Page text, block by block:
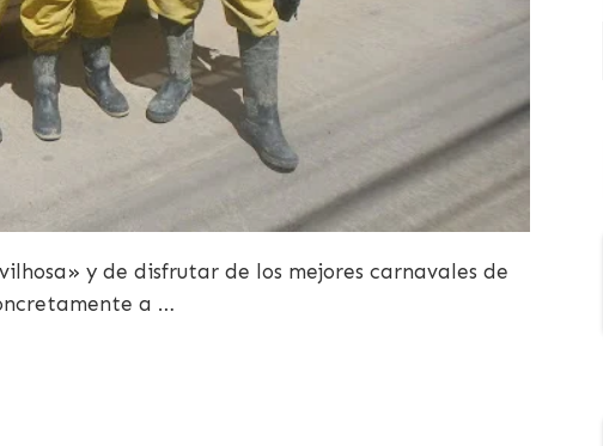
y de disfrutar de los mejores carnavales de
a …